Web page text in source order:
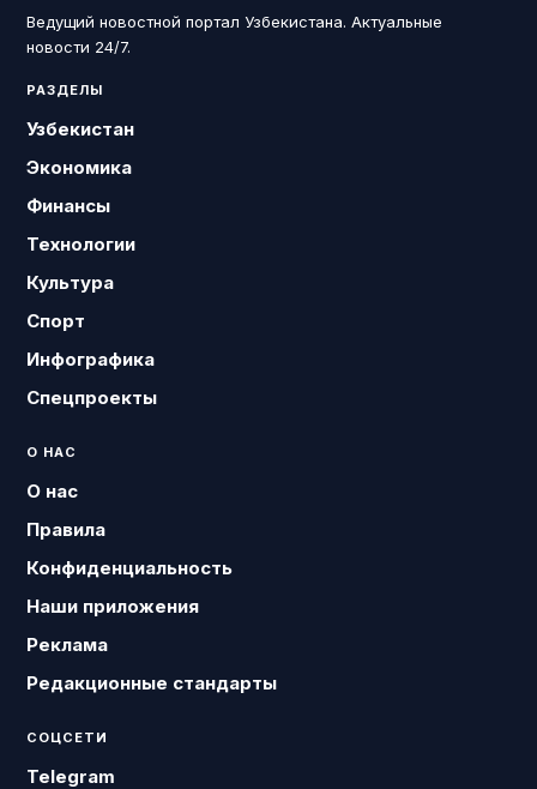
Ведущий новостной портал Узбекистана. Актуальные
новости 24/7.
РАЗДЕЛЫ
Узбекистан
Экономика
Финансы
Технологии
Культура
Спорт
Инфографика
Спецпроекты
О НАС
О нас
Правила
Конфиденциальность
Наши приложения
Реклама
Редакционные стандарты
СОЦСЕТИ
Telegram